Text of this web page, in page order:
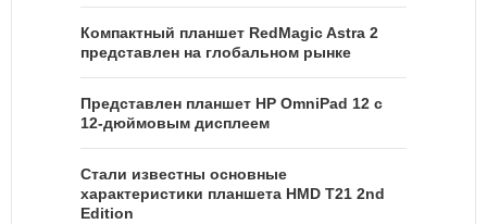
Компактный планшет RedMagic Astra 2
представлен на глобальном рынке
Представлен планшет HP OmniPad 12 с
12-дюймовым дисплеем
Стали известны основные
характеристики планшета HMD T21 2nd
Edition